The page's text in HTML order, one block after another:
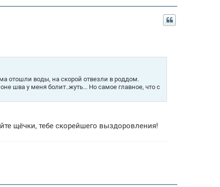
отошли воды, на скорой отвезли в роддом.
шва у меня болит..жуть... Но самое главное, что с
щёчки, тебе скорейшего выздоровления!